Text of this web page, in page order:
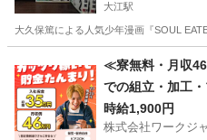
大江駅
大久保篤による人気少年漫画『SOUL
大江駅 マン
≪寮無料・月収
での組立・加工
時給1,900円
株式会社ワークジ